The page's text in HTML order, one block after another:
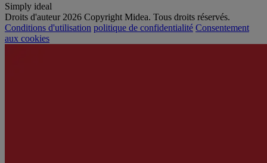
Simply ideal
Droits d'auteur 2026 Copyright Midea. Tous droits réservés.
Conditions d'utilisation politique de confidentialité Consentement
aux cookies